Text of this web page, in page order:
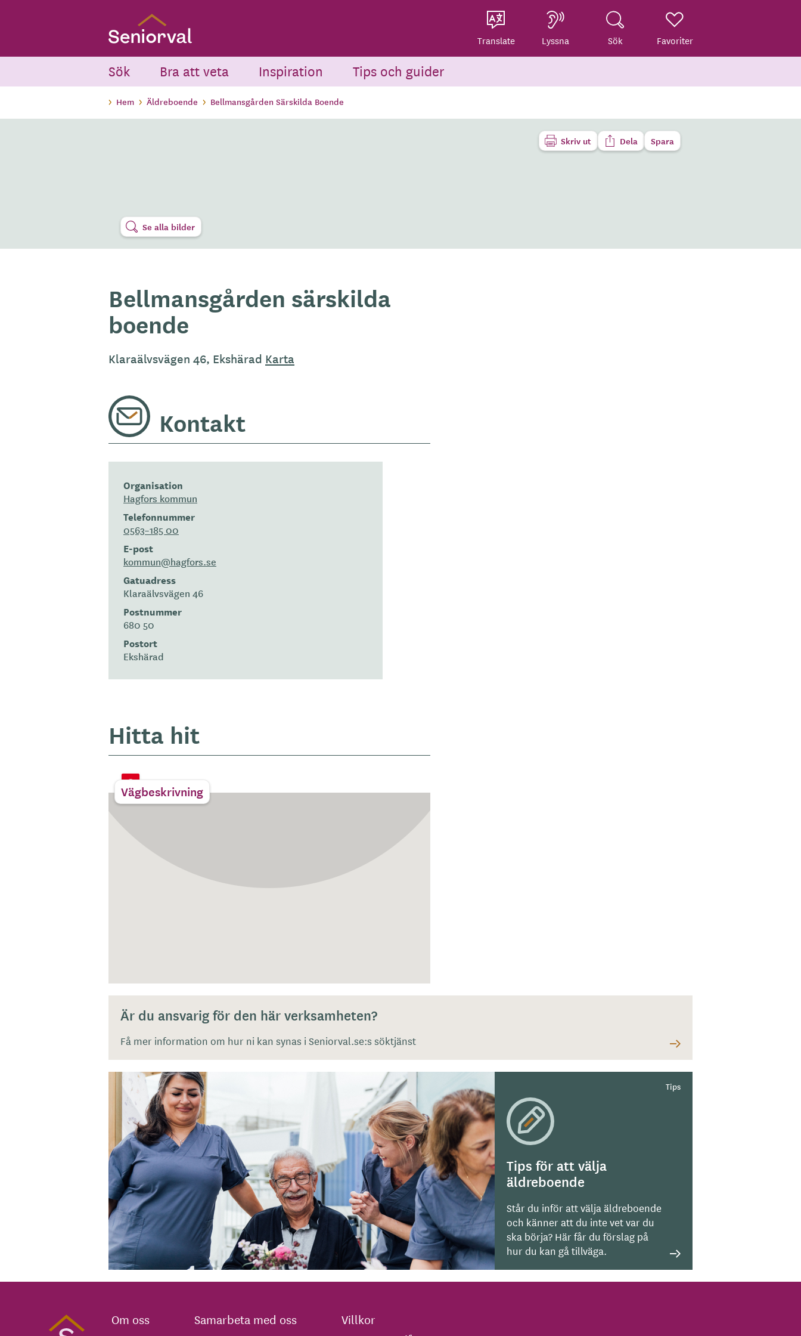
Translate Lyssna Sök Favoriter
Sök Bra att veta Inspiration Tips och guider
Hem Äldreboende Bellmansgården Särskilda Boende
Skriv ut Dela Spara
Se alla bilder
Bellmansgården särskilda
boende
Klaraälvsvägen 46, Ekshärad Karta
Kontakt
Organisation
Hagfors kommun
Telefonnummer
0563–185 00
E-post
kommun@hagfors.se
Gatuadress
Klaraälvsvägen 46
Postnummer
680 50
Postort
Ekshärad
Hitta hit
Vägbeskrivning
Är du ansvarig för den här verksamheten?
Få mer information om hur ni kan synas i Seniorval.se:s söktjänst
Tips för att välja
äldreboende
Står du inför att välja äldreboende
och känner att du inte vet var du
ska börja? Här får du förslag på
hur du kan gå tillväga.
Om oss
Samarbeta med oss
Villkor